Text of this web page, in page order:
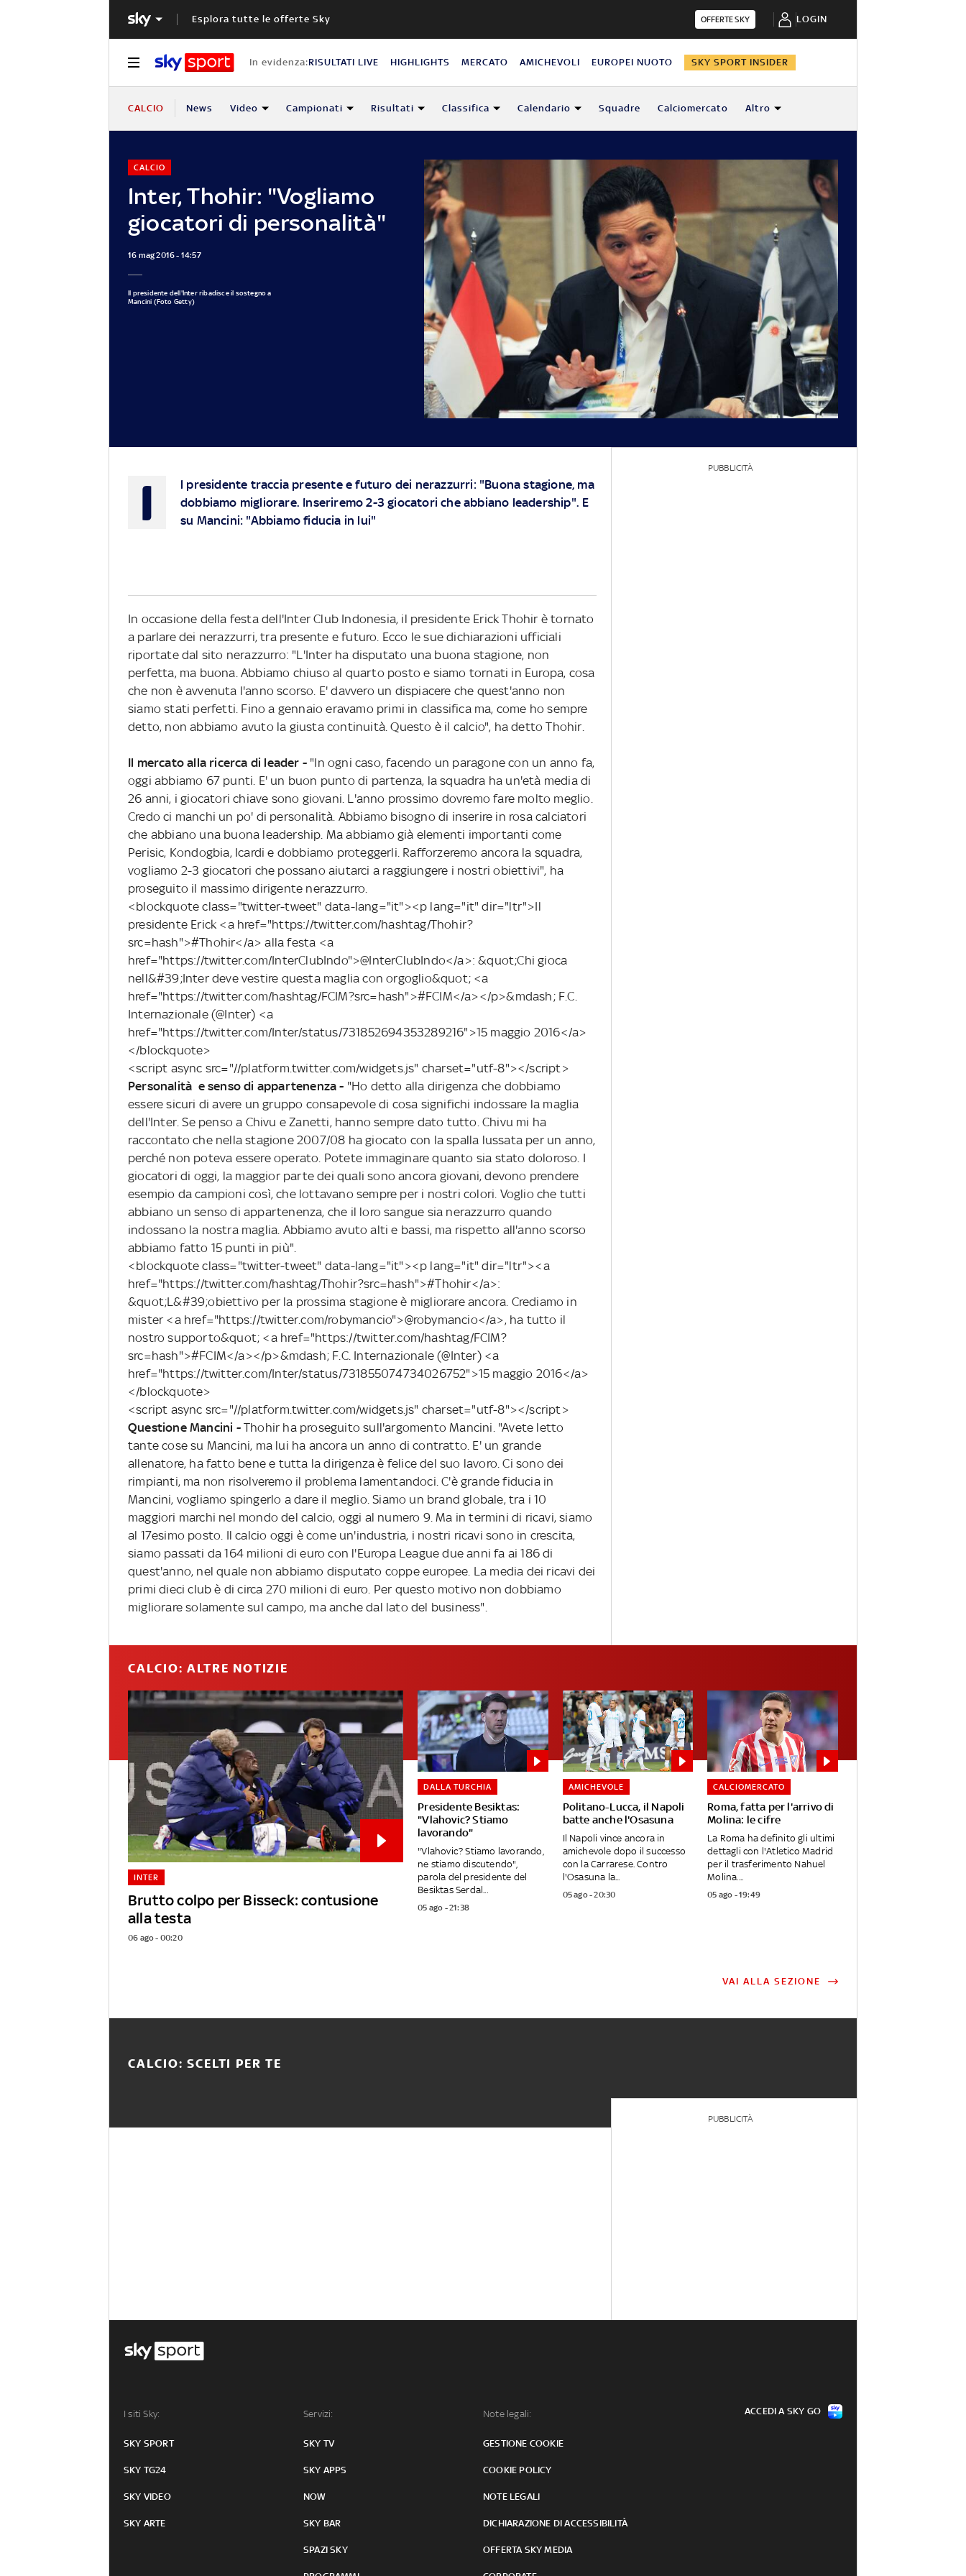
Esplora tutte le offerte Sky OFFERTE SKY LOGIN
In evidenza:RISULTATI LIVE HIGHLIGHTS MERCATO AMICHEVOLI EUROPEI NUOTO SKY SPORT INSIDER
CALCIO News Video Campionati Risultati Classifica Calendario Squadre Calciomercato Altro
Inter, Thohir: "Vogliamo
giocatori di personalità"
CALCIO
16 mag 2016 - 14:57
Il presidente dell'Inter ribadisce il sostegno a
Mancini (Foto Getty)
I
l presidente traccia presente e futuro dei nerazzurri: "Buona stagione, ma
dobbiamo migliorare. Inseriremo 2-3 giocatori che abbiano leadership". E
su Mancini: "Abbiamo fiducia in lui"
In occasione della festa dell'Inter Club Indonesia, il presidente Erick Thohir è tornato
a parlare dei nerazzurri, tra presente e futuro. Ecco le sue dichiarazioni ufficiali
riportate dal sito nerazzurro: "L'Inter ha disputato una buona stagione, non
perfetta, ma buona. Abbiamo chiuso al quarto posto e siamo tornati in Europa, cosa
che non è avvenuta l'anno scorso. E' davvero un dispiacere che quest'anno non
siamo stati perfetti. Fino a gennaio eravamo primi in classifica ma, come ho sempre
detto, non abbiamo avuto la giusta continuità. Questo è il calcio", ha detto Thohir.
Il mercato alla ricerca di leader - "In ogni caso, facendo un paragone con un anno fa,
oggi abbiamo 67 punti. E' un buon punto di partenza, la squadra ha un'età media di
26 anni, i giocatori chiave sono giovani. L'anno prossimo dovremo fare molto meglio.
Credo ci manchi un po' di personalità. Abbiamo bisogno di inserire in rosa calciatori
che abbiano una buona leadership. Ma abbiamo già elementi importanti come
Perisic, Kondogbia, Icardi e dobbiamo proteggerli. Rafforzeremo ancora la squadra,
vogliamo 2-3 giocatori che possano aiutarci a raggiungere i nostri obiettivi", ha
proseguito il massimo dirigente nerazzurro.
<blockquote class="twitter-tweet" data-lang="it"><p lang="it" dir="ltr">Il
presidente Erick <a href="https://twitter.com/hashtag/Thohir?
src=hash">#Thohir</a> alla festa <a
href="https://twitter.com/InterClubIndo">@InterClubIndo</a>: &quot;Chi gioca
nell&#39;Inter deve vestire questa maglia con orgoglio&quot; <a
href="https://twitter.com/hashtag/FCIM?src=hash">#FCIM</a></p>&mdash; F.C.
Internazionale (@Inter) <a
href="https://twitter.com/Inter/status/731852694353289216">15 maggio 2016</a>
</blockquote>
<script async src="//platform.twitter.com/widgets.js" charset="utf-8"></script>
Personalità e senso di appartenenza - "Ho detto alla dirigenza che dobbiamo
essere sicuri di avere un gruppo consapevole di cosa significhi indossare la maglia
dell'Inter. Se penso a Chivu e Zanetti, hanno sempre dato tutto. Chivu mi ha
raccontato che nella stagione 2007/08 ha giocato con la spalla lussata per un anno,
perché non poteva essere operato. Potete immaginare quanto sia stato doloroso. I
giocatori di oggi, la maggior parte dei quali sono ancora giovani, devono prendere
esempio da campioni così, che lottavano sempre per i nostri colori. Voglio che tutti
abbiano un senso di appartenenza, che il loro sangue sia nerazzurro quando
indossano la nostra maglia. Abbiamo avuto alti e bassi, ma rispetto all'anno scorso
abbiamo fatto 15 punti in più".
<blockquote class="twitter-tweet" data-lang="it"><p lang="it" dir="ltr"><a
href="https://twitter.com/hashtag/Thohir?src=hash">#Thohir</a>:
&quot;L&#39;obiettivo per la prossima stagione è migliorare ancora. Crediamo in
mister <a href="https://twitter.com/robymancio">@robymancio</a>, ha tutto il
nostro supporto&quot; <a href="https://twitter.com/hashtag/FCIM?
src=hash">#FCIM</a></p>&mdash; F.C. Internazionale (@Inter) <a
href="https://twitter.com/Inter/status/731855074734026752">15 maggio 2016</a>
</blockquote>
<script async src="//platform.twitter.com/widgets.js" charset="utf-8"></script>
Questione Mancini - Thohir ha proseguito sull'argomento Mancini. "Avete letto
tante cose su Mancini, ma lui ha ancora un anno di contratto. E' un grande
allenatore, ha fatto bene e tutta la dirigenza è felice del suo lavoro. Ci sono dei
rimpianti, ma non risolveremo il problema lamentandoci. C'è grande fiducia in
Mancini, vogliamo spingerlo a dare il meglio. Siamo un brand globale, tra i 10
maggiori marchi nel mondo del calcio, oggi al numero 9. Ma in termini di ricavi, siamo
al 17esimo posto. Il calcio oggi è come un'industria, i nostri ricavi sono in crescita,
siamo passati da 164 milioni di euro con l'Europa League due anni fa ai 186 di
quest'anno, nel quale non abbiamo disputato coppe europee. La media dei ricavi dei
primi dieci club è di circa 270 milioni di euro. Per questo motivo non dobbiamo
migliorare solamente sul campo, ma anche dal lato del business".
PUBBLICITÀ
CALCIO: ALTRE NOTIZIE
Brutto colpo per Bisseck: contusione
alla testa
INTER
06 ago - 00:20
Presidente Besiktas:
"Vlahovic? Stiamo
lavorando"
DALLA TURCHIA
"Vlahovic? Stiamo lavorando,
ne stiamo discutendo",
parola del presidente del
Besiktas Serdal...
05 ago - 21:38
Politano-Lucca, il Napoli
batte anche l'Osasuna
AMICHEVOLE
Il Napoli vince ancora in
amichevole dopo il successo
con la Carrarese. Contro
l'Osasuna la...
05 ago - 20:30
Roma, fatta per l'arrivo di
Molina: le cifre
CALCIOMERCATO
La Roma ha definito gli ultimi
dettagli con l'Atletico Madrid
per il trasferimento Nahuel
Molina....
05 ago - 19:49
VAI ALLA SEZIONE
CALCIO: SCELTI PER TE
PUBBLICITÀ
I siti Sky:
SKY SPORT
SKY TG24
SKY VIDEO
SKY ARTE
Servizi:
SKY TV
SKY APPS
NOW
SKY BAR
SPAZI SKY
Note legali:
GESTIONE COOKIE
COOKIE POLICY
NOTE LEGALI
DICHIARAZIONE DI ACCESSIBILITÀ
OFFERTA SKY MEDIA
ACCEDI A SKY GO